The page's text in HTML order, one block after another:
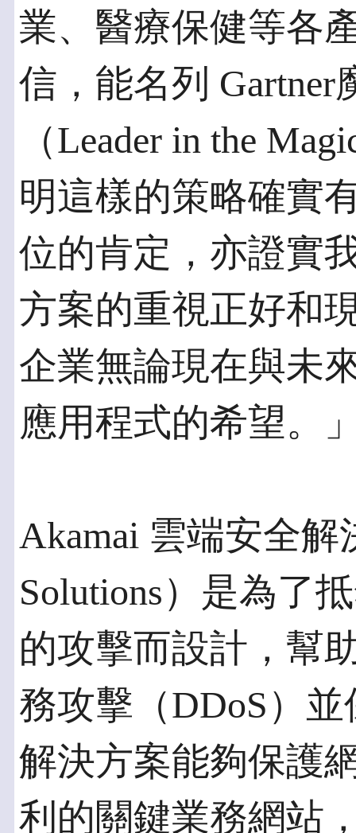
業、醫療保健等各
信，能名列
（Leader in the
明這樣的策略確實
位的肯定，亦證實
方案的重視正好和
企業無論現在與未
應用程式的希望。
Akamai 雲端安全解
Solutions）是為了
的攻擊而設計，幫
務攻擊（DDoS）
解決方案能夠保護
利的關鍵業務網站